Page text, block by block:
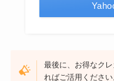
最後に、お得なク
ればご活用ください